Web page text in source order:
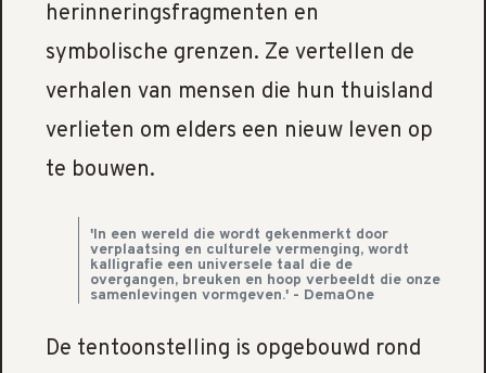
herinneringsfragmenten en
symbolische grenzen. Ze vertellen de
verhalen van mensen die hun thuisland
verlieten om elders een nieuw leven op
te bouwen.
'In een wereld die wordt gekenmerkt door
verplaatsing en culturele vermenging, wordt
kalligrafie een universele taal die de
overgangen, breuken en hoop verbeeldt die onze
samenlevingen vormgeven.' - DemaOne
De tentoonstelling is opgebouwd rond